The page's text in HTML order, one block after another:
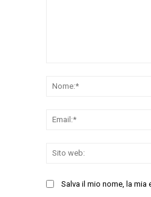
Salva il mio nome, la